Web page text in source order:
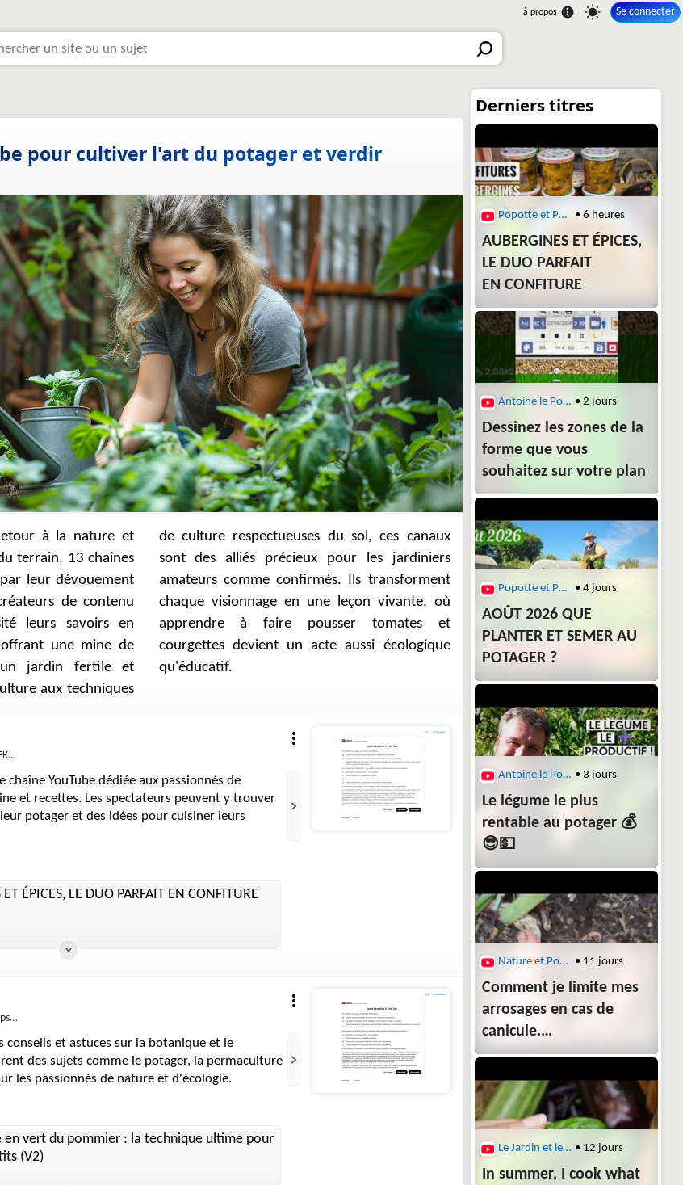
Se connecter
pour cultiver l'art du potager et verdir
à la nature et
terrain, 13 chaînes
leur dévouement
de contenu
leurs savoirs en
une mine de
jardin fertile et
aux techniques
du sol, ces canaux
pour les jardiniers
Ils transforment
leçon vivante, où
tomates et
aussi écologique
qu'éducatif.
chaîne YouTube dédiée aux passionnés de
et recettes. Les spectateurs peuvent y trouver
potager et des idées pour cuisiner leurs
ÉPICES, LE DUO PARFAIT EN CONFITURE
conseils et astuces sur la botanique et le
des sujets comme le potager, la permaculture
les passionnés de nature et d'écologie.
en vert du pommier : la technique ultime pour
(V2)
Popotte et Potager • 6 heures
AUBERGINES ET ÉPICES,
LE DUO PARFAIT
EN CONFITURE
Antoine le Potagiste • 2 jours
Dessinez les zones de la
forme que vous
souhaitez sur votre plan
Popotte et Potager • 4 jours
AOÛT 2026 QUE
PLANTER ET SEMER AU
POTAGER ?
Antoine le Potagiste • 3 jours
Le légume le plus
rentable au potager 💰
😎💵
Nature et Potager • 11 jours
Comment je limite mes
arrosages en cas de
canicule.
#jardin #potager
Le Jardin et le Potager du Zen Home avec Lydie • 12 jours
In summer, I cook what